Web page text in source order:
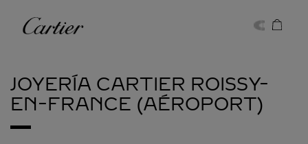
Cartier
JOYERÍA CARTIER ROISSY-
EN-FRANCE (AÉROPORT)